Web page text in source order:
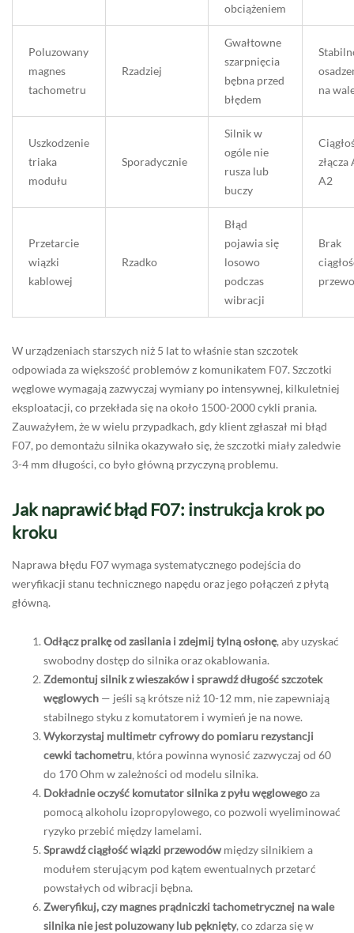
obciążeniem
Poluzowany
magnes
tachometru
Rzadziej
Gwałtowne
szarpnięcia
bębna przed
błędem
na
Uszkodzenie
triaka
modułu
Sporadycznie
Silnik w
ogóle nie
rusza lub
buczy
złącza
A2
Przetarcie
wiązki
kablowej
Rzadko
Błąd
pojawia się
losowo
podczas
wibracji
Brak
W urządzeniach starszych niż 5 lat to właśnie stan szczotek
odpowiada za większość problemów z komunikatem F07. Szczotki
węglowe wymagają zazwyczaj wymiany po intensywnej, kilkuletniej
eksploatacji, co przekłada się na około 1500-2000 cykli prania.
Zauważyłem, że w wielu przypadkach, gdy klient zgłaszał mi błąd
F07, po demontażu silnika okazywało się, że szczotki miały zaledwie
3-4 mm długości, co było główną przyczyną problemu.
Jak naprawić błąd F07: instrukcja krok po
kroku
Naprawa błędu F07 wymaga systematycznego podejścia do
weryfikacji stanu technicznego napędu oraz jego połączeń z płytą
główną.
Odłącz pralkę od zasilania i zdejmij tylną osłonę, aby uzyskać
swobodny dostęp do silnika oraz okablowania.
Zdemontuj silnik z wieszaków i sprawdź długość szczotek
węglowych — jeśli są krótsze niż 10-12 mm, nie zapewniają
stabilnego styku z komutatorem i wymień je na nowe.
Wykorzystaj multimetr cyfrowy do pomiaru rezystancji
cewki tachometru, która powinna wynosić zazwyczaj od 60
do 170 Ohm w zależności od modelu silnika.
Dokładnie oczyść komutator silnika z pyłu węglowegoza
pomocą alkoholu izopropylowego, co pozwoli wyeliminować
ryzyko przebić między lamelami.
Sprawdź ciągłość wiązki przewodów między silnikiem a
modułem sterującym pod kątem ewentualnych przetarć
powstałych od wibracji bębna.
Zweryfikuj, czy magnes prądniczki tachometrycznej na wale
silnika nie jest poluzowany lub pęknięty, co zdarza się w